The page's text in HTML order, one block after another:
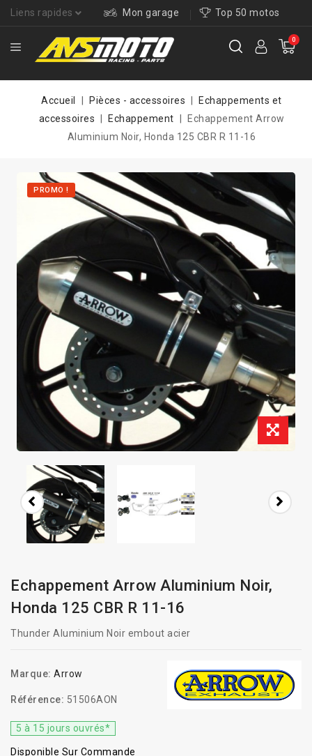
Liens rapides Mon garage Top 50 motos
0
Accueil Pièces - accessoires
Echappements et
accessoires
Echappement
Echappement Arrow
Aluminium Noir, Honda 125 CBR R 11-16
PROMO !
Echappement Arrow Aluminium Noir,
Honda 125 CBR R 11-16
Thunder Aluminium Noir embout acier
Marque: Arrow
Référence: 51506AON
5 à 15 jours ouvrés*
Disponible Sur Commande